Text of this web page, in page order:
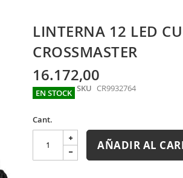
LINTERNA 12 LED
CROSSMASTER
16.172,00
EN STOCK SKU CR9932764
Cant.
AÑADIR AL